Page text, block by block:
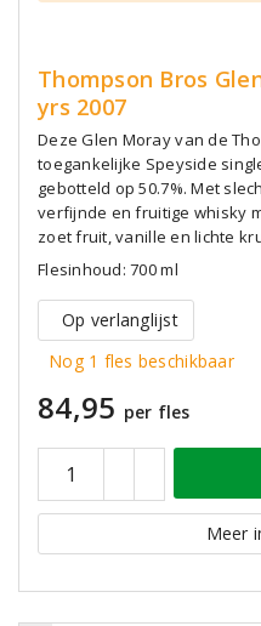
Thompson Bros
yrs 2007
Deze Glen Moray van de
toegankelijke Speyside
gebotteld op 50.7%. Met
verfijnde en fruitige whisky
zoet fruit, vanille en lichte
Flesinhoud: 700 ml
Op verlanglijst
Nog 1 fles beschikbaar
84,95 per fles
Meer